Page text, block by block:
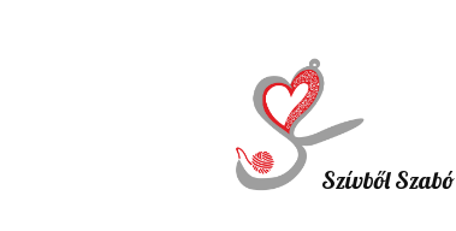
Szívből Szabó